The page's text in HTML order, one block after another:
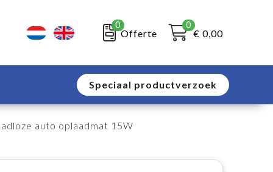
0
Offerte
0
€ 0,00
Speciaal productverzoek
auto oplaadmat 15W